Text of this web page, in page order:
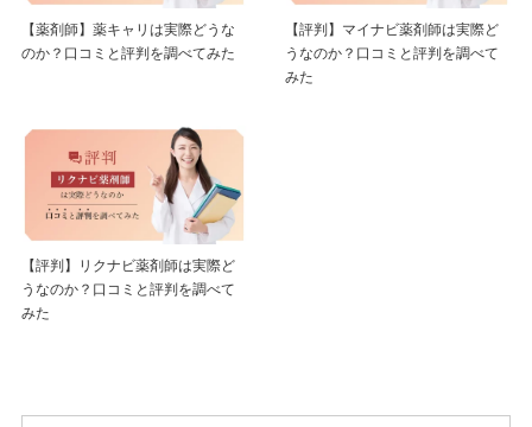
【薬剤師】薬キャリは実際どうな
のか？口コミと評判を調べてみた
【評判】マイナビ薬剤師は実際ど
うなのか？口コミと評判を調べて
みた
【評判】リクナビ薬剤師は実際ど
うなのか？口コミと評判を調べて
みた